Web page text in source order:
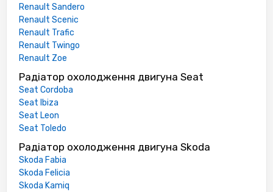
Renault Sandero
Renault Scenic
Renault Trafic
Renault Twingo
Renault Zoe
Радіатор охолодження двигуна Seat
Seat Cordoba
Seat Ibiza
Seat Leon
Seat Toledo
Радіатор охолодження двигуна Skoda
Skoda Fabia
Skoda Felicia
Skoda Kamiq